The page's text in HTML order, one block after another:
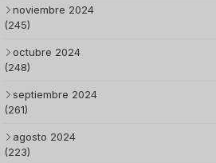
noviembre 2024
(245)
octubre 2024
(248)
septiembre 2024
(261)
agosto 2024
(223)